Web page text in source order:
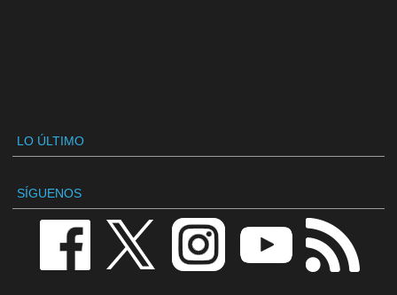
LO ÚLTIMO
SÍGUENOS